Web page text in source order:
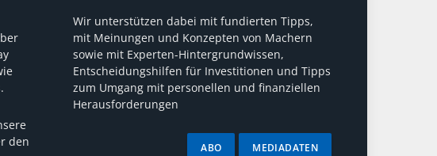
den
Wir unterstützen dabei mit fundierten Tipps,
mit Meinungen und Konzepten von Machern
sowie mit Experten-Hintergrundwissen,
Entscheidungshilfen für Investitionen und Tipps
zum Umgang mit personellen und finanziellen
Herausforderungen
MEDIADATEN
ABO